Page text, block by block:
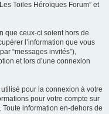
Toiles Héroïques Forum” et
que ceux-ci soient hors de
l’information que vous
“messages invités”),
et lors d’une connexion
pour la connexion à votre
pour votre compte sur
information en-dehors de